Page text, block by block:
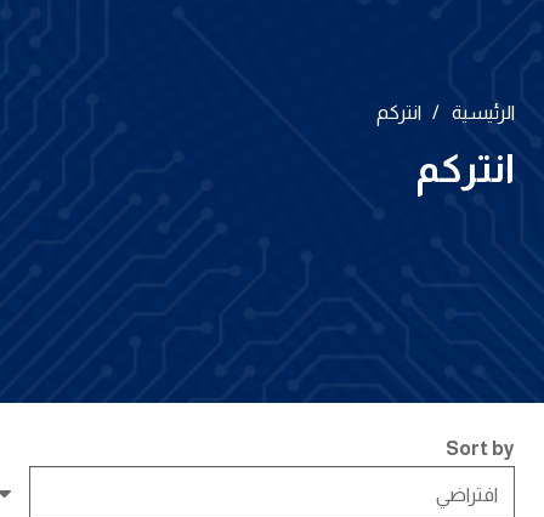
الرئيسية / انتركم
انتركم
Sort by